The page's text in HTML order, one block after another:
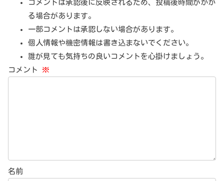
コメントは承認後に反映されるため、投稿後時間がかか
る場合があります。
一部コメントは承認しない場合があります。
個人情報や機密情報は書き込まないでください。
誰が見ても気持ちの良いコメントを心掛けましょう。
コメント ※
名前